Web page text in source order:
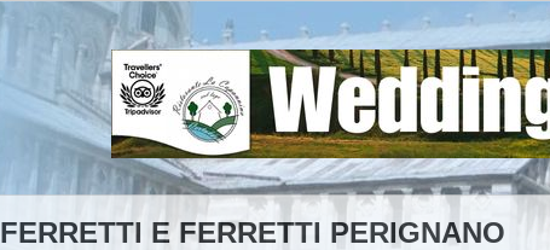
FERRETTI E FERRETTI PERIGNANO